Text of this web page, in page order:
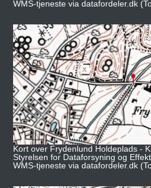
WMS-tjeneste via datafordeler.dk
Kort over Frydenlund Holdeplads -
Styrelsen for Dataforsyning og
WMS-tjeneste via datafordeler.dk